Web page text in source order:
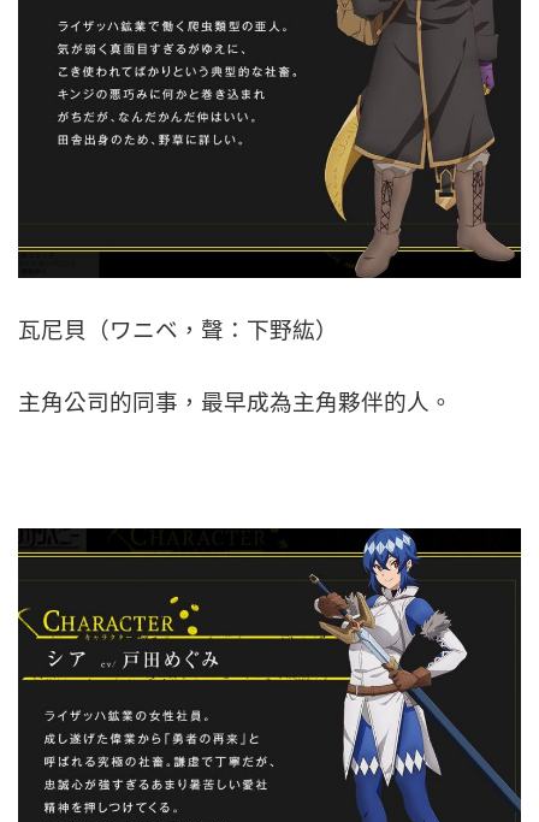
瓦尼貝（ワニベ，聲：下野紘）
主角公司的同事，最早成為主角夥伴的人。